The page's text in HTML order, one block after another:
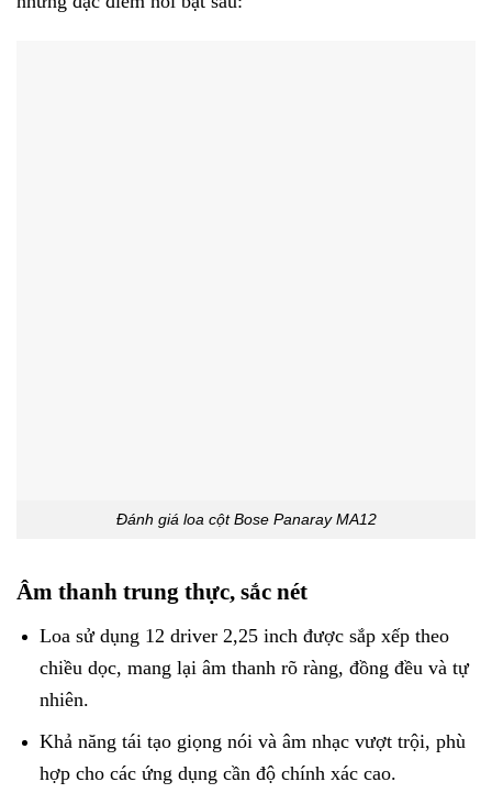
Đánh giá loa cột Bose Panaray MA12
Âm thanh trung thực, sắc nét
Loa sử dụng 12 driver 2,25 inch được sắp xếp theo
chiều dọc, mang lại âm thanh rõ ràng, đồng đều và tự
nhiên.
Khả năng tái tạo giọng nói và âm nhạc vượt trội, phù
hợp cho các ứng dụng cần độ chính xác cao.